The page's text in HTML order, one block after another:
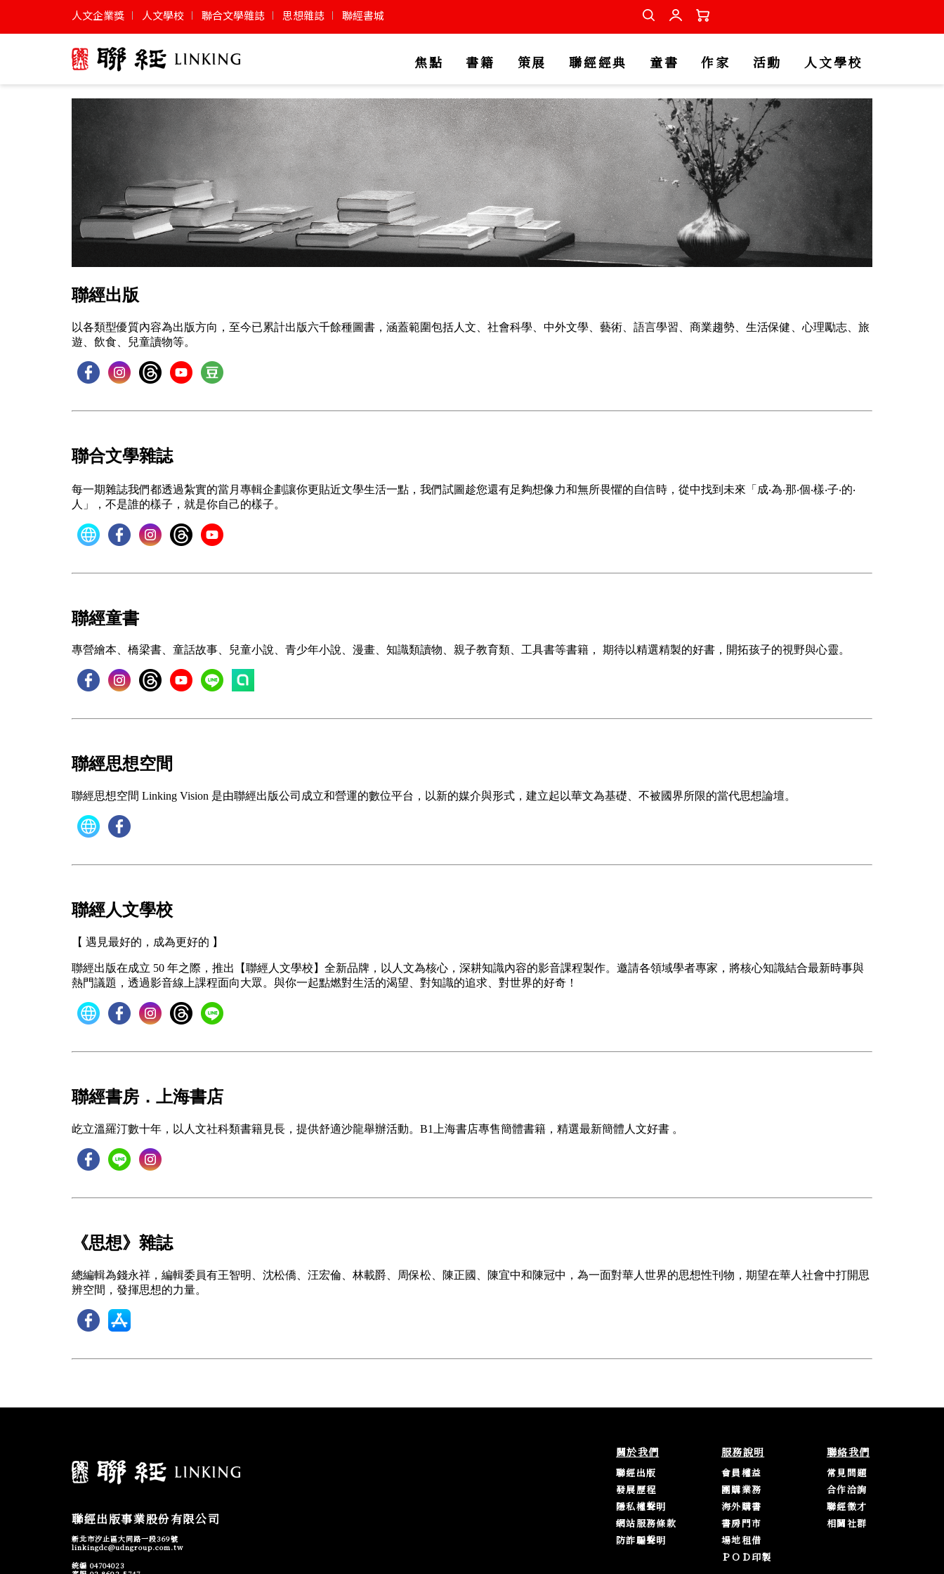
人文企業獎 人文學校 聯合文學雜誌 思想雜誌 聯經書城
焦點 書籍 策展 聯經經典 童書 作家 活動 人文學校
聯經出版
以各類型優質內容為出版方向，至今已累計出版六千餘種圖書，涵蓋範圍包括人文、社會科學、中外文學、藝術、語言學習、商業趨勢、生活保健、心理勵志、旅
遊、飲食、兒童讀物等。
聯合文學雜誌
每一期雜誌我們都透過紮實的當月專輯企劃讓你更貼近文學生活一點，我們試圖趁您還有足夠想像力和無所畏懼的自信時，從中找到未來「成‧為‧那‧個‧樣‧子‧的‧
人」，不是誰的樣子，就是你自己的樣子。
聯經童書
專營繪本、橋梁書、童話故事、兒童小說、青少年小說、漫畫、知識類讀物、親子教育類、工具書等書籍， 期待以精選精製的好書，開拓孩子的視野與心靈。
聯經思想空間
聯經思想空間 Linking Vision 是由聯經出版公司成立和營運的數位平台，以新的媒介與形式，建立起以華文為基礎、不被國界所限的當代思想論壇。
聯經人文學校
【 遇見最好的，成為更好的 】
聯經出版在成立 50 年之際，推出【聯經人文學校】全新品牌，以人文為核心，深耕知識內容的影音課程製作。邀請各領域學者專家，將核心知識結合最新時事與
熱門議題，透過影音線上課程面向大眾。與你一起點燃對生活的渴望、對知識的追求、對世界的好奇！
聯經書房．上海書店
屹立溫羅汀數十年，以人文社科類書籍見長，提供舒適沙龍舉辦活動。B1上海書店專售簡體書籍，精選最新簡體人文好書 。
《思想》雜誌
總編輯為錢永祥，編輯委員有王智明、沈松僑、汪宏倫、林載爵、周保松、陳正國、陳宜中和陳冠中，為一面對華人世界的思想性刊物，期望在華人社會中打開思
辨空間，發揮思想的力量。
聯經出版事業股份有限公司
新北市汐止區大同路一段369號
linkingdc@udngroup.com.tw
統編 04704023
關於我們
聯經出版
發展歷程
隱私權聲明
網站服務條款
防詐騙聲明
服務說明
會員權益
團購業務
海外購書
書房門市
場地租借
ＰＯＤ印製
聯絡我們
常見問題
合作洽詢
聯經徵才
相關社群